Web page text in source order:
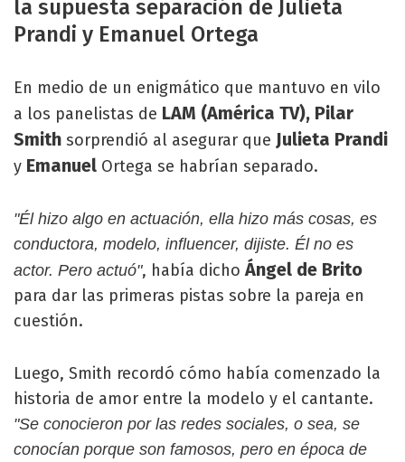
la supuesta separación de Julieta
Prandi y Emanuel Ortega
En medio de un enigmático que mantuvo en vilo
a los panelistas de LAM (América TV), Pilar
Smith sorprendió al asegurar que Julieta Prandi
y Emanuel Ortega se habrían separado.
"Él hizo algo en actuación, ella hizo más cosas, es
conductora, modelo, influencer, dijiste. Él no es
actor. Pero actuó", había dichoÁngel de Brito
para dar las primeras pistas sobre la pareja en
cuestión.
Luego, Smith recordó cómo había comenzado la
historia de amor entre la modelo y el cantante.
"Se conocieron por las redes sociales, o sea, se
conocían porque son famosos, pero en época de